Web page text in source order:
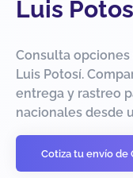
Luis
Consulta opciones
Luis Potosí.
entrega y rastreo
nacionales desde
Cotiza tu envío de